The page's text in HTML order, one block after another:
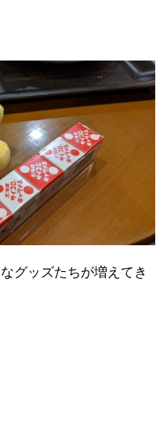
グッズたちが増えてき